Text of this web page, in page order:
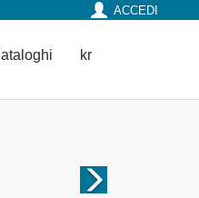
ACCEDI
Cataloghi kr